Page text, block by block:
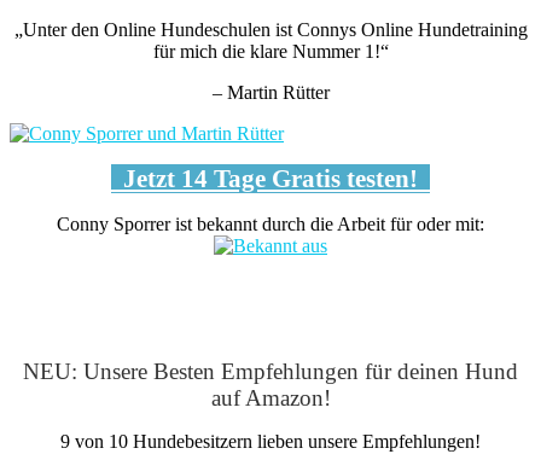
„Unter den Online Hundeschulen ist Connys Online Hundetraining
für mich die klare Nummer 1!“
– Martin Rütter
Jetzt 14 Tage Gratis testen!
Conny Sporrer ist bekannt durch die Arbeit für oder mit:
NEU: Unsere Besten Empfehlungen für deinen Hund
auf Amazon!
9 von 10 Hundebesitzern lieben unsere Empfehlungen!